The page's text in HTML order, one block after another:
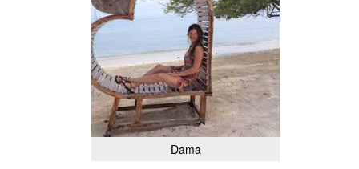
Dama